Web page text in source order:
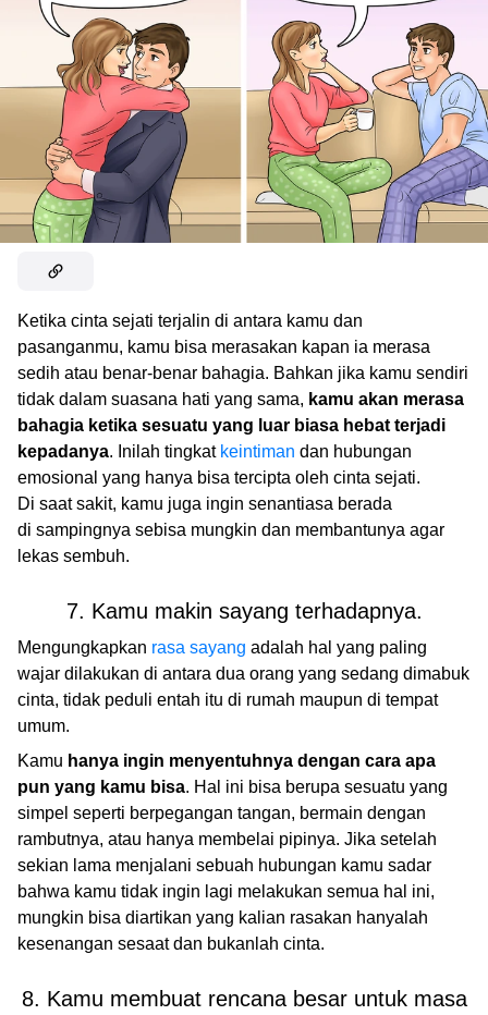
Ketika cinta sejati terjalin di antara kamu dan
pasanganmu, kamu bisa merasakan kapan ia merasa
sedih atau benar-benar bahagia. Bahkan jika kamu sendiri
tidak dalam suasana hati yang sama, kamu akan merasa
bahagia ketika sesuatu yang luar biasa hebat terjadi
kepadanya. Inilah tingkat keintiman dan hubungan
emosional yang hanya bisa tercipta oleh cinta sejati.
Di saat sakit, kamu juga ingin senantiasa berada
di sampingnya sebisa mungkin dan membantunya agar
lekas sembuh.
7. Kamu makin sayang terhadapnya.
Mengungkapkan rasa sayang adalah hal yang paling
wajar dilakukan di antara dua orang yang sedang dimabuk
cinta, tidak peduli entah itu di rumah maupun di tempat
umum.
Kamu hanya ingin menyentuhnya dengan cara apa
pun yang kamu bisa. Hal ini bisa berupa sesuatu yang
simpel seperti berpegangan tangan, bermain dengan
rambutnya, atau hanya membelai pipinya. Jika setelah
sekian lama menjalani sebuah hubungan kamu sadar
bahwa kamu tidak ingin lagi melakukan semua hal ini,
mungkin bisa diartikan yang kalian rasakan hanyalah
kesenangan sesaat dan bukanlah cinta.
8. Kamu membuat rencana besar untuk masa